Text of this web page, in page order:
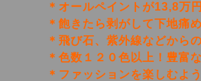
＊オールペイントが13,8万円
＊飽きたら剥がして下地痛
＊飛び石、紫外線などからの
＊色数１２０色以上！豊富な
＊ファッションを楽しむよう